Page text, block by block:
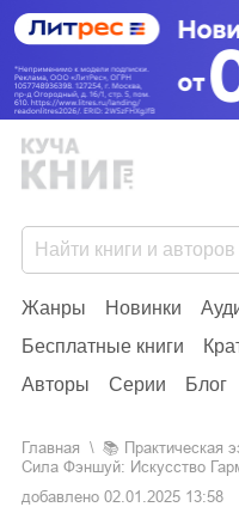
Жанры Новинки
Бесплатные книги
Авторы
Серии Блог
Главная 📚 практическая
Сила Фэншуй: Искусство
добавлено 02.01.2025 13:58